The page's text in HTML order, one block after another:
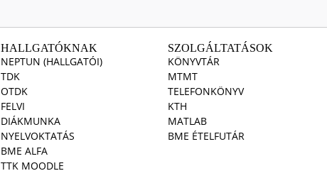
HALLGATÓKNAK
NEPTUN (HALLGATÓI)
TDK
OTDK
FELVI
DIÁKMUNKA
NYELVOKTATÁS
BME ALFA
TTK MOODLE
SZOLGÁLTATÁSOK
KÖNYVTÁR
MTMT
TELEFONKÖNYV
KTH
MATLAB
BME ÉTELFUTÁR